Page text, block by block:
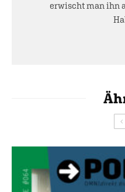
erwischt man ihn